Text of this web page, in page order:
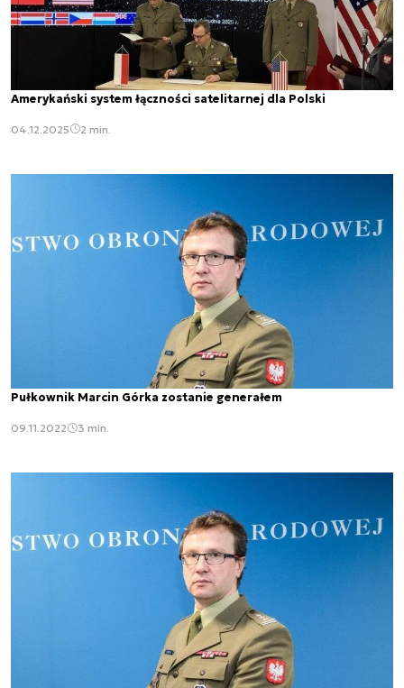
Amerykański system łączności satelitarnej dla Polski
04.12.2025 2 min.
Pułkownik Marcin Górka zostanie generałem
09.11.2022 3 min.